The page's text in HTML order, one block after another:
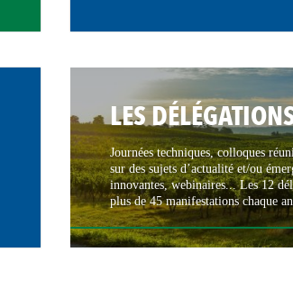
LES
Journées techniques, colloques
sur des sujets d’actualité et/ou
innovantes, webinaires... Les 12
plus de 45 manifestations chaque